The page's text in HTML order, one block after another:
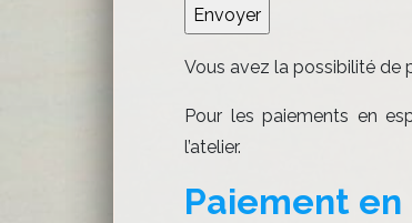
Vous avez la possibilité de
Pour les paiements en
l’atelier.
Paiement